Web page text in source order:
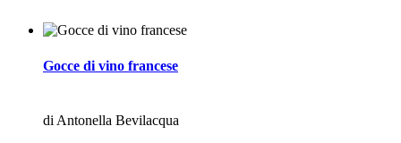
Gocce di vino francese
di Antonella Bevilacqua